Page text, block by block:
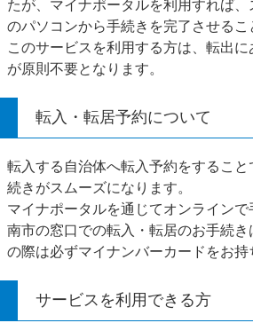
たが、マイナポータルを利用すれば
のパソコンから手続きを完了させるこ
このサービスを利用する方は、転出
が原則不要となります。
転入・転居予約について
転入する自治体へ転入予約をするこ
続きがスムーズになります。
マイナポータルを通じてオンラインで
南市の窓口での転入・転居のお手続
の際は必ずマイナンバーカードをお持
サービスを利用できる方